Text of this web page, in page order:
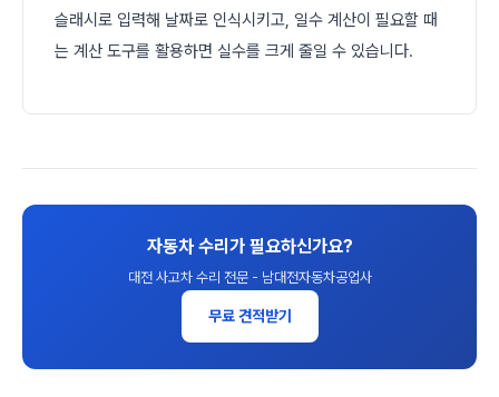
슬래시로 입력해 날짜로 인식시키고, 일수 계산이 필요할 때
는 계산 도구를 활용하면 실수를 크게 줄일 수 있습니다.
자동차 수리가 필요하신가요?
대전 사고차 수리 전문 - 남대전자동차공업사
무료 견적받기